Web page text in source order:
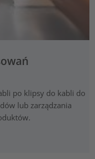
po klipsy do kabli do
lub zarządzania